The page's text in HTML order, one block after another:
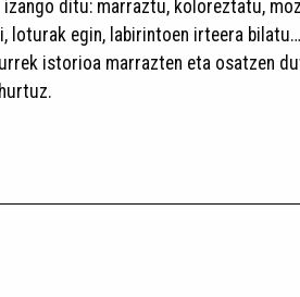
izango ditu: marraztu, koloreztatu,
loturak egin, labirintoen irteera
istorioa marrazten eta osatzen